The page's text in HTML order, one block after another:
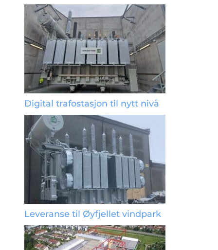
Digital trafostasjon til nytt nivå
Leveranse til Øyfjellet vindpark